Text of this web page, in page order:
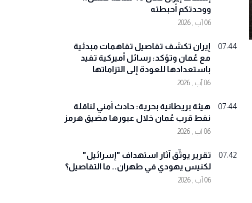
ووحدتكم أحبطته
06 آب , 2026
07:44
إيران تكشف تفاصيل تفاهمات مبدئية
مع عُمان وتؤكد: رسائل أميركية تفيد
باستعدادها للعودة إلى التزاماتها
06 آب , 2026
07:44
هيئة بريطانية بحرية: حادث أمني لناقلة
نفط قرب عُمان خلال عبورها مضيق هرمز
06 آب , 2026
07:42
تقرير يوثّق آثار استهداف "إسرائيل"
لكنيس يهودي في طهران.. ما التفاصيل؟
06 آب , 2026